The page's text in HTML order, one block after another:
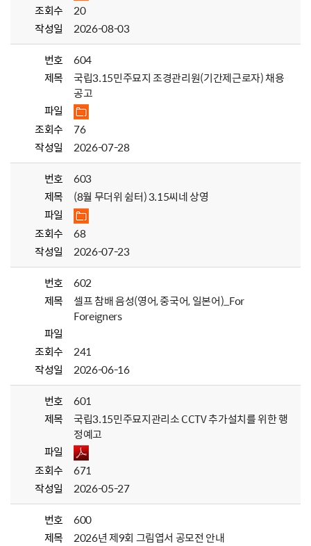
조회수
20
작성일
2026-08-03
번호
604
제목
국립3.15민주묘지 조경관리원(기간제근로자) 채용
공고
파일
조회수
76
작성일
2026-07-28
번호
603
제목
(8월 무더위 쉼터) 3.15씨네 상영
파일
조회수
68
작성일
2026-07-23
번호
602
제목
셀프 참배 음성(영어, 중국어, 일본어)_For
Foreigners
파일
조회수
241
작성일
2026-06-16
번호
601
제목
국립3.15민주묘지관리소 CCTV 추가설치를 위한 행
정예고
파일
조회수
671
작성일
2026-05-27
번호
600
제목
2026년 제9회 그림엽서 공모전 안내